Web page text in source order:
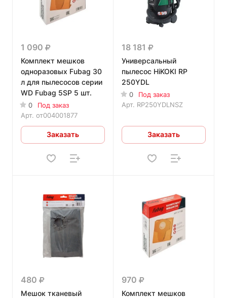
1 090
Комплект мешков
одноразовых Fubag 30
л для пылесосов серии
WD Fubag 5SP 5 шт.
0
Под заказ
Арт. от004001877
Заказать
18 181
Универсальный
пылесос HiKOKI RP
250YDL
0
Под заказ
Арт. RP250YDLNSZ
Заказать
480
Мешок тканевый
970
Комплект мешков